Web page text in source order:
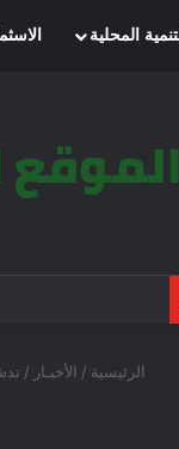
المحلية
الرئيسية / الأخبـار /